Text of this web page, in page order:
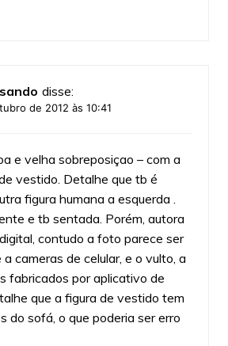
disse:
de 2012 às 10:41
e velha sobreposiçao – com a
vestido. Detalhe que tb é
figura humana a esquerda .
e tb sentada. Porém, autora
contudo a foto parece ser
cameras de celular, e o vulto, a
fabricados por aplicativo de
que a figura de vestido tem
do sofá, o que poderia ser erro